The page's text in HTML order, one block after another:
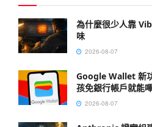
為什麼很少人靠
味
2026-08-07
Google Wallet 新
孩免銀行帳戶就能
2026-08-07